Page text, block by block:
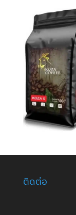
ติดต่อ